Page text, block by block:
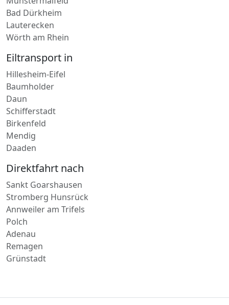
Münstermaifeld
Bad Dürkheim
Lauterecken
Eiltransport in
Hillesheim-Eifel
Baumholder
Daun
Schifferstadt
Birkenfeld
Mendig
Direktfahrt nach
Sankt Goarshausen
Stromberg Hunsrück
Annweiler am Trifels
Polch
Adenau
Remagen